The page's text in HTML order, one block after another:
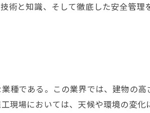
術と知識、そして徹底した安全管理
種である。この業界では、建物の
現場においては、天候や環境の変化